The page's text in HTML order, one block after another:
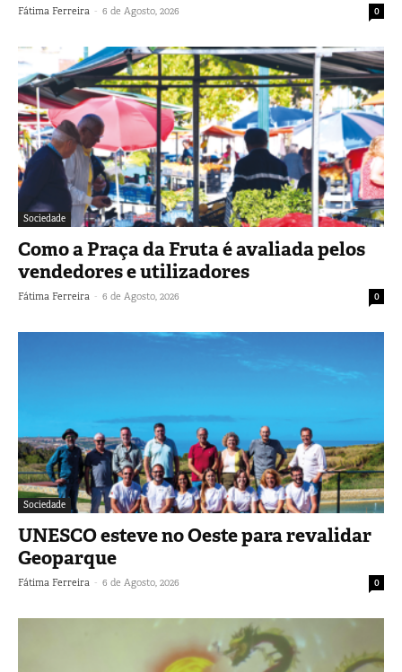
Fátima Ferreira - 6 de Agosto, 2026 0
Sociedade
Como a Praça da Fruta é avaliada pelos
vendedores e utilizadores
Fátima Ferreira - 6 de Agosto, 2026 0
Sociedade
UNESCO esteve no Oeste para revalidar
Geoparque
Fátima Ferreira - 6 de Agosto, 2026 0